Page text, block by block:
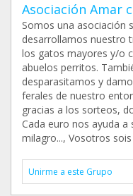
Asociación Amar
Somos una asociación
desarrollamos nuestro
los gatos mayores y/o
abuelos perritos.
desparasitamos y
ferales de nuestro
gracias a los sorteos,
Cada euro nos ayuda a
milagro..., Vosotros
Unirme a este Grupo